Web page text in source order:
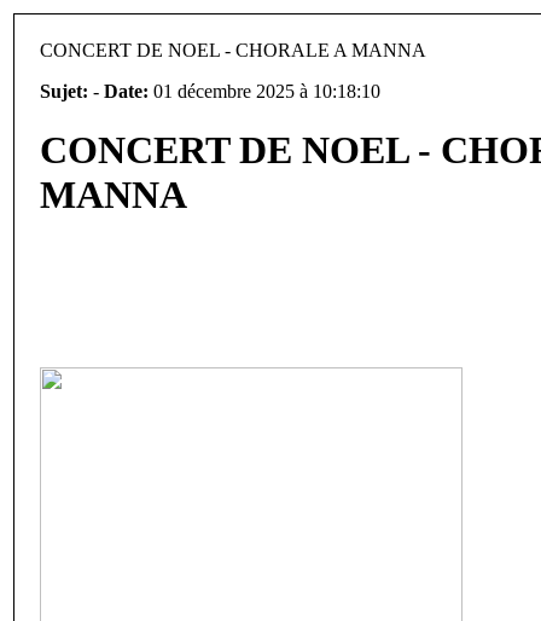
CONCERT DE NOEL - CHORALE A MANNA
Sujet: - Date: 01 décembre 2025 à 10:18:10
CONCERT DE NOEL -
MANNA